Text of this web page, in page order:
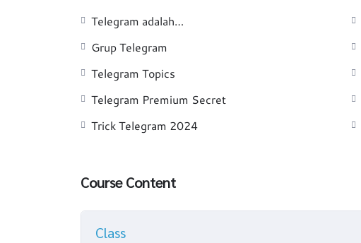
Telegram adalah…
Grup Telegram
Telegram Topics
Telegram Premium Secret
Trick Telegram 2024
Course Content
Class